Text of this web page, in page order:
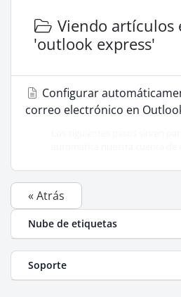
Viendo artículos
'outlook express'
Configurar
correo electrónico en
« Atrás
Nube de etiquetas
Soporte